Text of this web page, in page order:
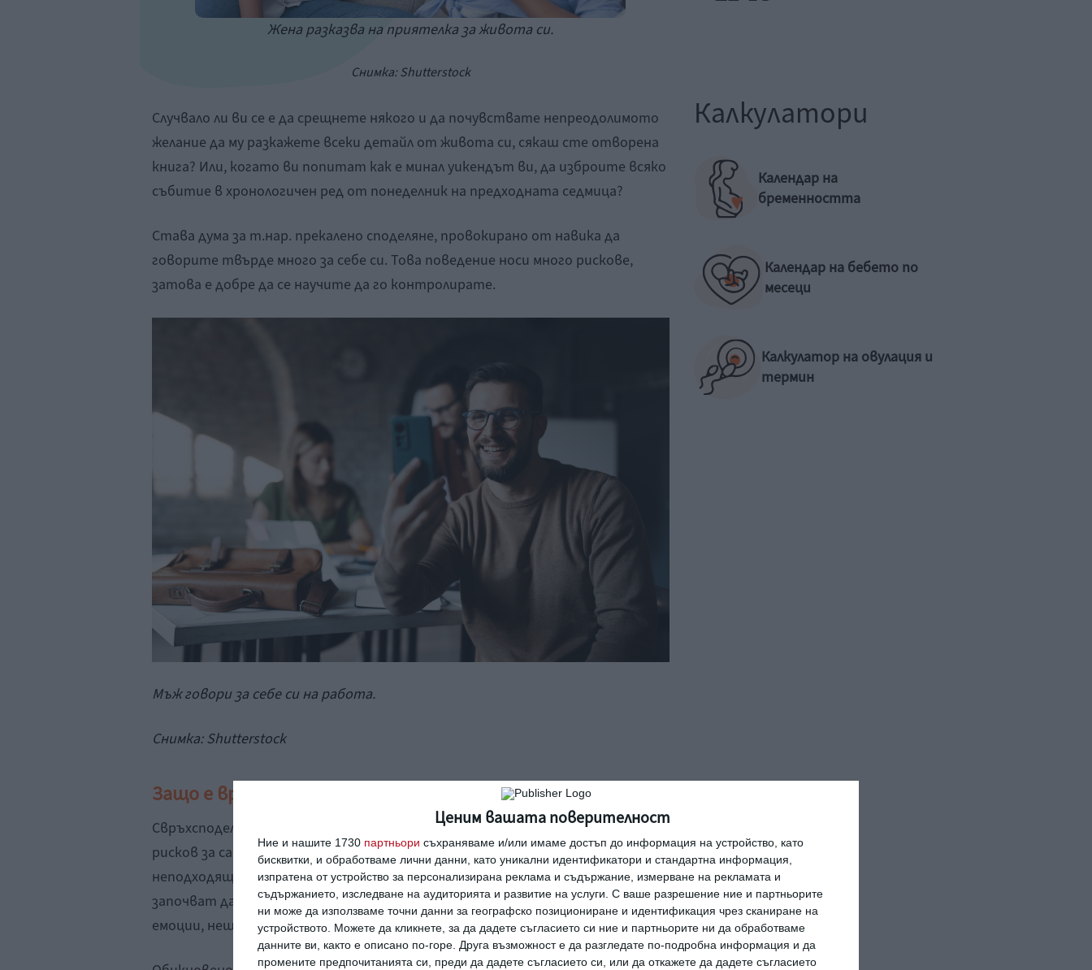
Ценим вашата поверителност
Ние и нашите 1730 партньори съхраняваме и/или имаме достъп до информация на устройство, като
бисквитки, и обработваме лични данни, като уникални идентификатори и стандартна информация,
изпратена от устройство за персонализирана реклама и съдържание, измерване на рекламата и
съдържанието, изследване на аудиторията и развитие на услуги. С ваше разрешение ние и партньорите
ни може да използваме точни данни за географско позициониране и идентификация чрез сканиране на
устройството. Можете да кликнете, за да дадете съгласието си ние и партньорите ни да обработваме
данните ви, както е описано по-горе. Друга възможност е да разгледате по-подробна информация и да
промените предпочитанията си, преди да дадете съгласието си, или да откажете да дадете съгласието
Жена разказва на приятелка за живота си.
Снимка:Shutterstock
Случвало ли ви се е да срещнете някого и да почувствате непреодолимото
желание да му разкажете всеки детайл от живота си, сякаш сте отворена
книга? Или, когато ви попитат как е минал уикендът ви, да изброите всяко
събитие в хронологичен ред от понеделник на предходната седмица?
Става дума за т.нар. прекалено споделяне, провокирано от навика да
говорите твърде много за себе си. Това поведение носи много рискове,
затова е добре да се научите да го контролирате.
Мъж говори за себе си на работа.
Снимка:Shutterstock
Защо е вредно да говорим за себе си?
Свръхсподелянето е не само неприятен и досаден навик за околните, но и
рисков за самия споделящ, тъй като лична информация може да попадне в
неподходящи хора. Освен това така отблъскваме околните, защото те
започват да се чувстват претоварени и смутени от разказите за чужди
емоции, нещастия и радости.
Калкулатори
Календар на
бременността
Календар на бебето по
месеци
Калкулатор на овулация и
термин